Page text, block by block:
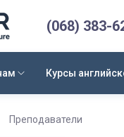
(068) 383-
Курсы
Преподаватели